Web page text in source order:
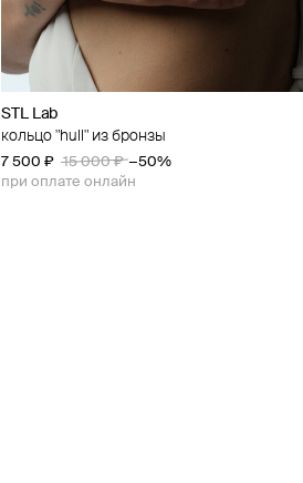
STL Lab
кольцо "hull" из бронзы
7 500 ₽ 15 000 ₽ −50%
при оплате онлайн